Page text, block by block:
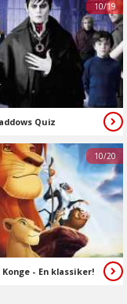
Quiz
10/19
Konge - En klassiker!
10/20